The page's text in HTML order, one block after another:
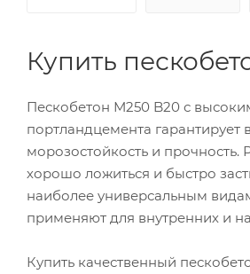
Купить
Пескобетон М250 B20 с
портландцемента гарантирует
морозостойкость и прочность.
хорошо ложиться и быстро
наиболее универсальным
применяют для внутренних и
Купить качественный